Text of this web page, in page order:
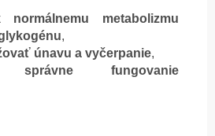
normálnemu metabolizmu
,
únavu a vyčerpanie,
správne fungovanie